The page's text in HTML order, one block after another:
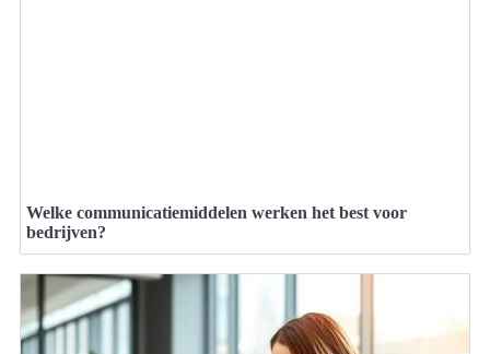
Welke communicatiemiddelen werken het best voor
bedrijven?